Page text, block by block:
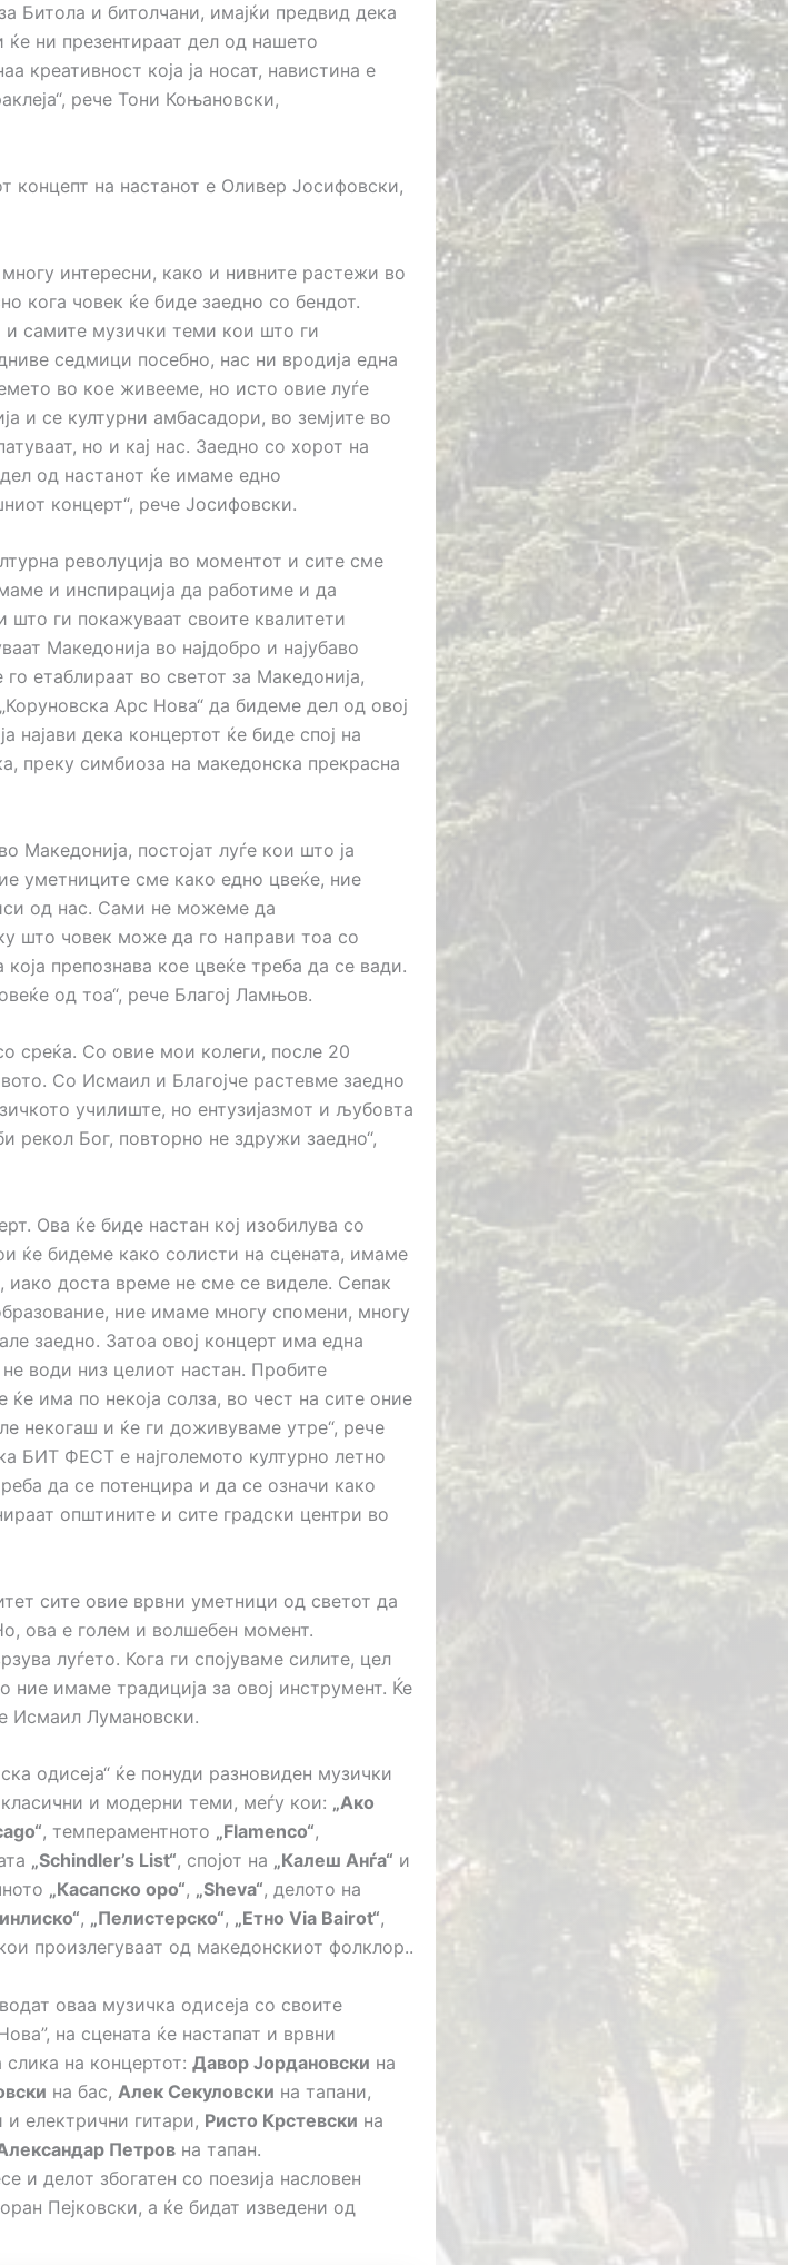
Битола и битолчани, имајќи предвид дека
ни презентираат дел од нашето
креативност која ја носат, навистина е
рече Тони Коњановски,
концепт на настанот е Оливер Јосифовски,
интересни, како и нивните растежи во
кога човек ќе биде заедно со бендот.
и самите музички теми кои што ги
седмици посебно, нас ни вродија една
во кое живееме, но исто овие луѓе
и се културни амбасадори, во земјите во
но и кај нас. Заедно со хорот на
од настанот ќе имаме едно
концерт“, рече Јосифовски.
револуција во моментот и сите сме
и инспирација да работиме и да
ги покажуваат своите квалитети
Македонија во најдобро и најубаво
етаблираат во светот за Македонија,
Арс Нова“ да бидеме дел од овој
најави дека концертот ќе биде спој на
преку симбиоза на македонска прекрасна
Македонија, постојат луѓе кои што ја
уметниците сме како едно цвеќе, ние
од нас. Сами не можеме да
што човек може да го направи тоа со
препознава кое цвеќе треба да се вади.
од тоа“, рече Благој Ламњов.
среќа. Со овие мои колеги, после 20
Со Исмаил и Благојче растевме заедно
училиште, но ентузијазмот и љубовта
рекол Бог, повторно не здружи заедно“,
Ова ќе биде настан кој изобилува со
ќе бидеме како солисти на сцената, имаме
иако доста време не сме се виделе. Сепак
ние имаме многу спомени, многу
заедно. Затоа овој концерт има една
води низ целиот настан. Пробите
има по некоја солза, во чест на сите оние
некогаш и ќе ги доживуваме утре“, рече
БИТ ФЕСТ е најголемото културно летно
да се потенцира и да се означи како
општините и сите градски центри во
сите овие врвни уметници од светот да
ова е голем и волшебен момент.
луѓето. Кога ги спојуваме силите, цел
ние имаме традиција за овој инструмент. Ќе
Исмаил Лумановски.
одисеја“ ќе понуди разновиден музички
и модерни теми, меѓу кои: „Ако
, темпераментното „Flamenco“,
„Schindler’s List“, спојот на „Калеш Анѓа“ и
„Касапско оро“, „Sheva“, делото на
, „Пелистерско“, „Етно Via Bairot“,
произлегуваат од македонскиот фолклор..
оваа музичка одисеја со своите
на сцената ќе настапат и врвни
слика на концертот: Давор Јордановски на
на бас, Алек Секуловски на тапани,
и електрични гитари, Ристо Крстевски на
Петров на тапан.
и делот збогатен со поезија насловен
Пејковски, а ќе бидат изведени од